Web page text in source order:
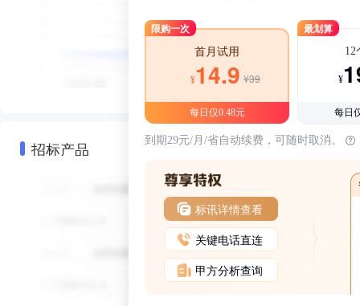
招标产品
限购一次
首月试用
¥14.9 ¥39
每日仅0.48元
最划算
12
¥
每日
到期29元/月/省自动续费，可随时取消。
标讯详情查看
关键电话直连
甲方分析查询